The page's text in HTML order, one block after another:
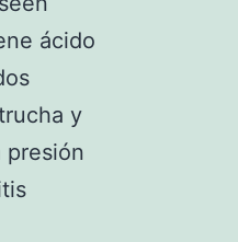
ácido
y
presión